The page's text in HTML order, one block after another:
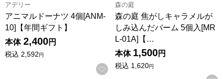
アデリー
アニマルドーナツ 4個[ANM-
10]【年間ギフト】
本体 2,400円
税込 2,592円
お気に入りに登録する
森の庭
森の庭 焦がしキャラメルが
しみ込んだバーム 5個入[MR
L-01A]【…
本体 1,500円
税込 1,620円